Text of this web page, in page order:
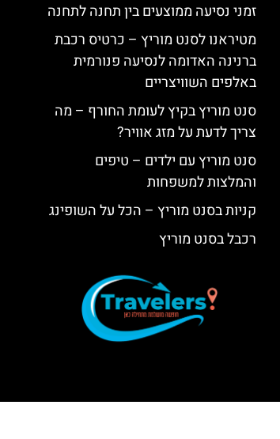
זמני נסיעה ממוצעים בין תחנה לתחנה
מטיראנו לסנט מוריץ – כרטיס רכבת
ברנינה האדומה לנסיעה פנורמית
באלפים השוויצריים
סנט מוריץ בקיץ לעומת החורף – מה
צריך לדעת על מזג אוויר?
סנט מוריץ עם ילדים – טיפים
והמלצות למשפחות
קניות בסנט מוריץ – הכל על השופינג
רכבל בסנט מוריץ